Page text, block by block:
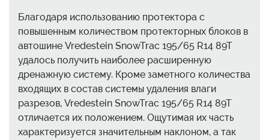
Благодаря использованию протектора с
повышенным количеством протекторных блоков в
автошине Vredestein SnowTrac 195/65 R14 89T
удалось получить наиболее расширенную
дренажную систему. Кроме заметного количества
входящих в состав системы удаления влаги
разрезов, Vredestein SnowTrac 195/65 R14 89T
отличается их положением. Ощутимая их часть
характеризуется значительным наклоном, а так